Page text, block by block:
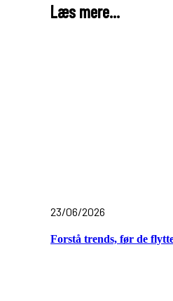
Læs mere...
23/06/2026
Forstå trends, før de